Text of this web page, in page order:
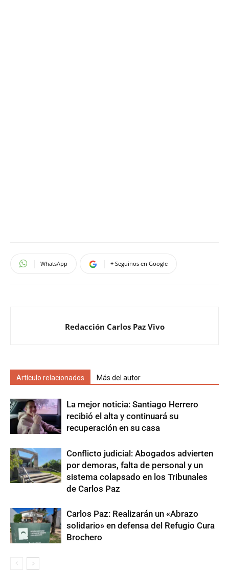
WhatsApp + Seguinos en Google
Redacción Carlos Paz Vivo
Artículo relacionados Más del autor
La mejor noticia: Santiago Herrero
recibió el alta y continuará su
recuperación en su casa
Conflicto judicial: Abogados advierten
por demoras, falta de personal y un
sistema colapsado en los Tribunales
de Carlos Paz
Carlos Paz: Realizarán un «Abrazo
solidario» en defensa del Refugio Cura
Brochero